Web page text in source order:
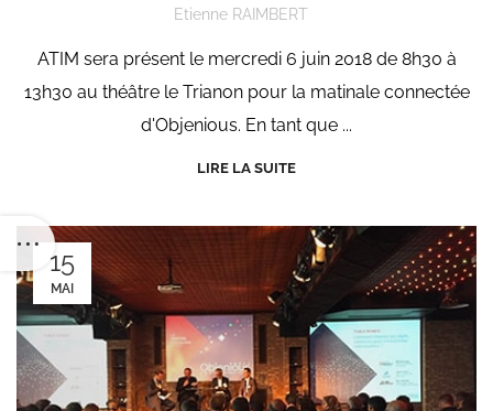
Etienne RAIMBERT
ATIM sera présent le mercredi 6 juin 2018 de 8h30 à
13h30 au théâtre le Trianon pour la matinale connectée
d'Objenious. En tant que ...
LIRE LA SUITE
15
MAI